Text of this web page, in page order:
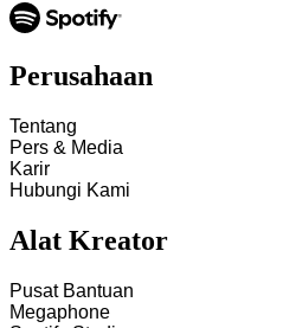
Perusahaan
Tentang
Pers & Media
Karir
Hubungi Kami
Alat Kreator
Pusat Bantuan
Megaphone